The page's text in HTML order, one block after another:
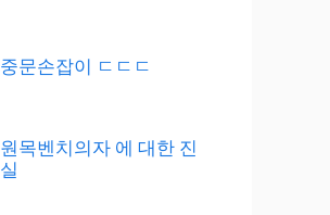
중문손잡이 ㄷㄷㄷ
원목벤치의자 에 대한 진
실